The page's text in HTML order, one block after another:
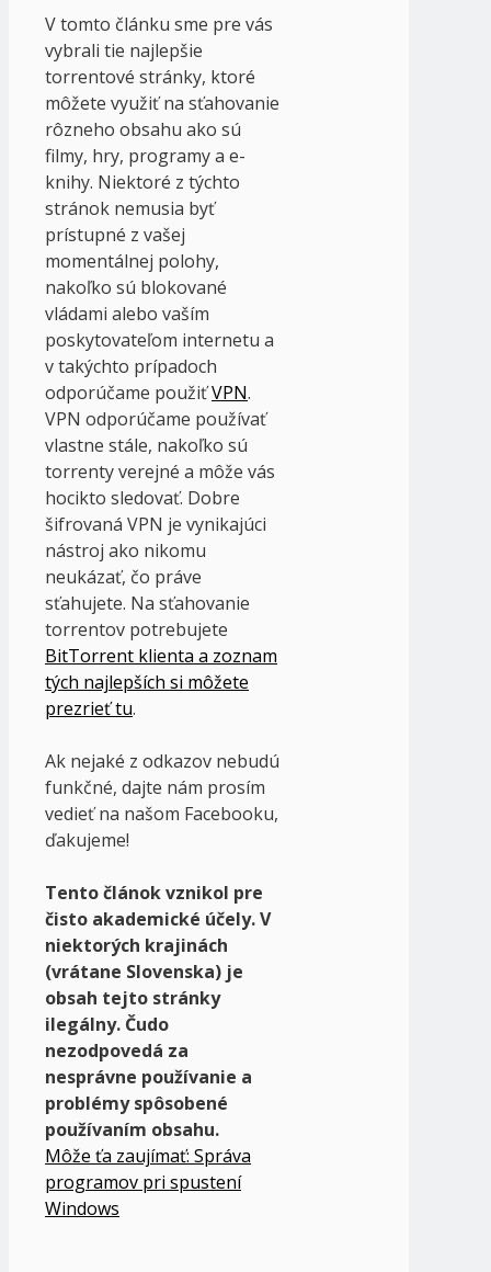
V tomto článku sme pre vás
vybrali tie najlepšie
torrentové stránky, ktoré
môžete využiť na sťahovanie
rôzneho obsahu ako sú
filmy, hry, programy a e-
knihy. Niektoré z týchto
stránok nemusia byť
prístupné z vašej
momentálnej polohy,
nakoľko sú blokované
vládami alebo vaším
poskytovateľom internetu a
v takýchto prípadoch
odporúčame použiťVPN.
VPN odporúčame používať
vlastne stále, nakoľko sú
torrenty verejné a môže vás
hocikto sledovať. Dobre
šifrovaná VPN je vynikajúci
nástroj ako nikomu
neukázať, čo práve
sťahujete. Na sťahovanie
torrentov potrebujete
BitTorrent klienta a zoznam
tých najlepších si môžete
prezrieť tu.
Ak nejaké z odkazov nebudú
funkčné, dajte nám prosím
vedieť na našom Facebooku,
ďakujeme!
Tento článok vznikol pre
čisto akademické účely. V
niektorých krajinách
(vrátane Slovenska) je
obsah tejto stránky
ilegálny. Čudo
nezodpovedá za
nesprávne používanie a
problémy spôsobené
používaním obsahu.
Môže ťa zaujímať: Správa
programov pri spustení
Windows